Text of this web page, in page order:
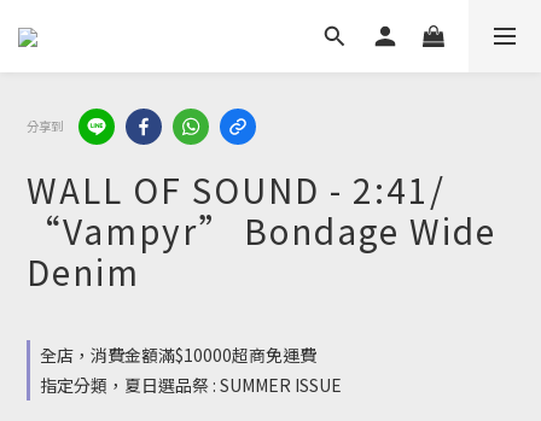
分享到
WALL OF SOUND - 2:41/
“Vampyr” Bondage Wide
Denim
全店，消費金額滿$10000超商免運費
指定分類，夏日選品祭 : SUMMER ISSUE